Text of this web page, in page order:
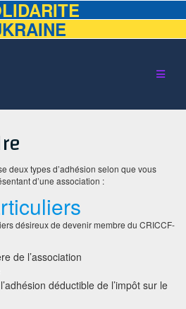
deux types d’adhésion selon que vous
d’une association :
désireux de devenir membre du CRICCF-
de l’association
déductible de l’impôt sur le